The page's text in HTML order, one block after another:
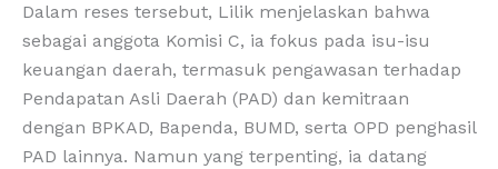
Dalam reses tersebut, Lilik menjelaskan bahwa
sebagai anggota Komisi C, ia fokus pada isu-isu
keuangan daerah, termasuk pengawasan terhadap
Pendapatan Asli Daerah (PAD) dan kemitraan
dengan BPKAD, Bapenda, BUMD, serta OPD penghasil
PAD lainnya. Namun yang terpenting, ia datang